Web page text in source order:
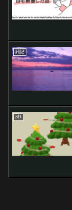
雑記
3D